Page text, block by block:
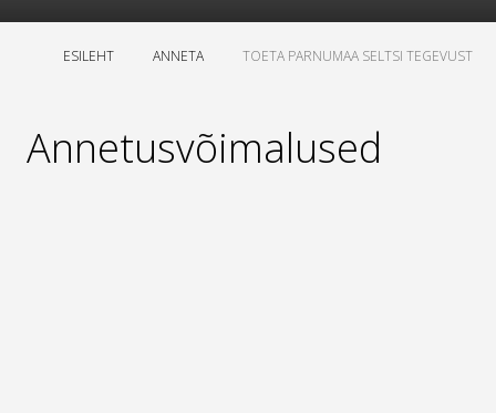
ESILEHT ANNETA TOETA PARNUMAA SELTSI TEGEVUST
Annetusvõimalused